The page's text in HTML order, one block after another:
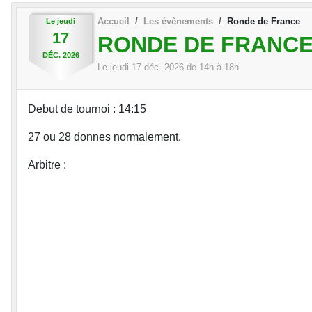
Le jeudi
17
DÉC. 2026
Accueil Les évènements Ronde de France
RONDE DE
Le jeudi 17 déc. 2026 de 14h à 18h
Debut de tournoi : 14:15
27 ou 28 donnes normalement.
Arbitre :